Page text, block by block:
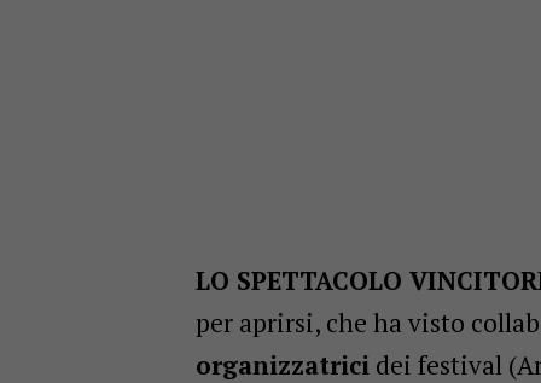
LO SPETTACOLO
per aprirsi, che ha visto
organizzatrici dei festival